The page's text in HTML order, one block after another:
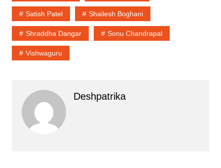
Satish Patel Shailesh Boghani
Shraddha Dangar Sonu Chandrapal
Vishwaguru
Deshpatrika